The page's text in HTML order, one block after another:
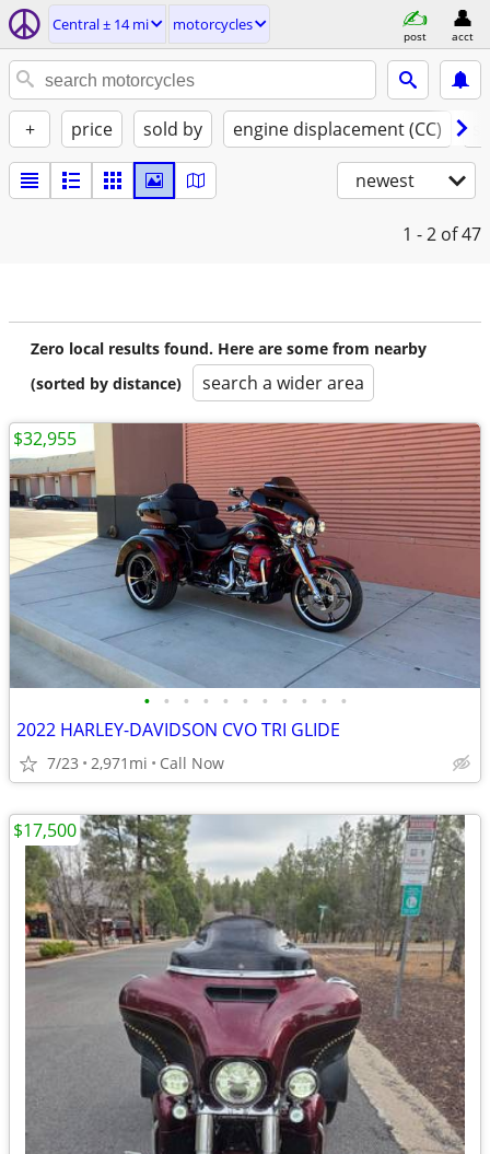
Central ± 14 mi motorcycles
post acct
+ price sold by engine displacement (CC)
newest
1 - 2 of 47
Zero local results found. Here are some from nearby
(sorted by distance)
search a wider area
• • • • • • • • • • •
2022 HARLEY-DAVIDSON CVO TRI GLIDE
7/23 2,971mi Call Now
$32,955
$17,500